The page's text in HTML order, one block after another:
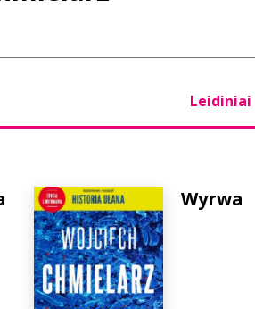
Leidiniai
Wyrwa